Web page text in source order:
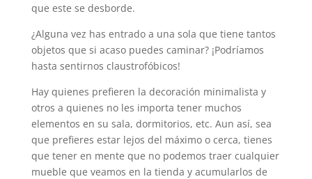
que este se desborde.
¿Alguna vez has entrado a una sola que tiene tantos
objetos que si acaso puedes caminar? ¡Podríamos
hasta sentirnos claustrofóbicos!
Hay quienes prefieren la decoración minimalista y
otros a quienes no les importa tener muchos
elementos en su sala, dormitorios, etc. Aun así, sea
que prefieres estar lejos del máximo o cerca, tienes
que tener en mente que no podemos traer cualquier
mueble que veamos en la tienda y acumularlos de